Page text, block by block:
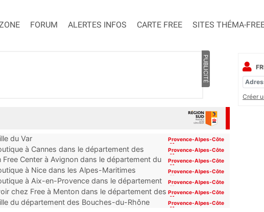
FORUM ALERTES INFOS CARTE FREE SITES THÉMA-
PUBLICITÉ
du Var
Provence-Alpes-Côte
d'Azur
à Cannes dans le département des
Provence-Alpes-Côte
d'Azur
Center à Avignon dans le département du
Provence-Alpes-Côte
d'Azur
à Nice dans les Alpes-Maritimes
Provence-Alpes-Côte
d'Azur
à Aix-en-Provence dans le département
Provence-Alpes-Côte
d'Azur
chez Free à Menton dans le département des Provence-Alpes-Côte
d'Azur
du département des Bouches-du-Rhône
Provence-Alpes-Côte
d'Azur
Créer